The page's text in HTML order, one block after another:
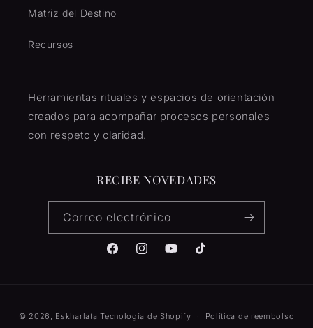
Matriz del Destino
Recursos
Herramientas rituales y espacios de orientación
creados para acompañar procesos personales
con respeto y claridad.
RECIBE NOVEDADES
Correo electrónico
FacebookInstagramYouTubeTikTok
de
© 2026, Eskharlata Tecnología de Shopify Política de reembolso